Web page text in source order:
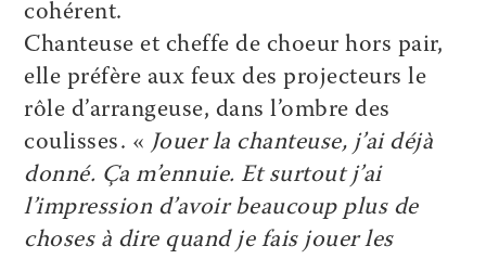
cohérent.
Chanteuse et cheffe de choeur hors pair,
elle préfère aux feux des projecteurs le
rôle d’arrangeuse, dans l’ombre des
coulisses. « Jouer la chanteuse, j’ai déjà
donné. Ça m’ennuie. Et surtout j’ai
l’impression d’avoir beaucoup plus de
choses à dire quand je fais jouer les